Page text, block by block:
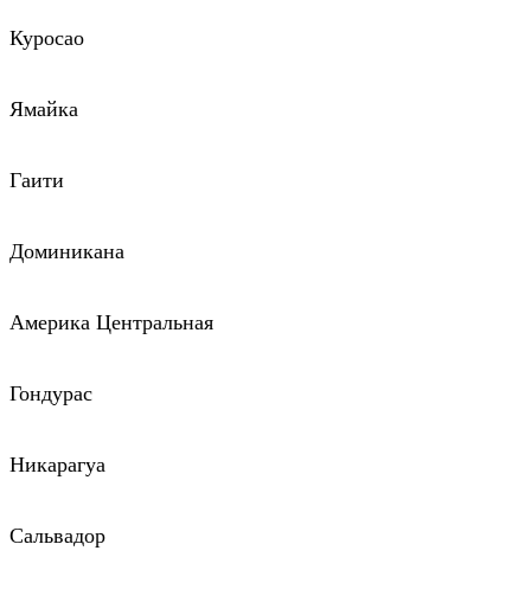
Куросао
Ямайка
Гаити
Доминикана
Америка Центральная
Гондурас
Никарагуа
Сальвадор